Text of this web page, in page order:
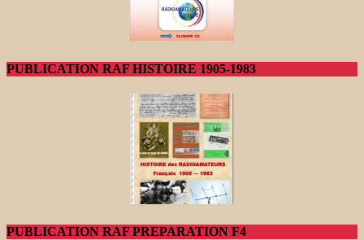
PUBLICATION RAF HISTOIRE 1905-1983
PUBLICATION RAF PREPARATION F4